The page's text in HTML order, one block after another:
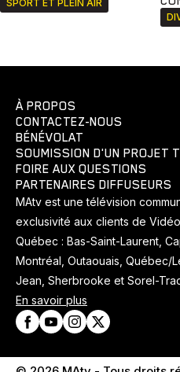
SPORT ET PLEIN AIR
À PROPOS
CONTACTEZ-NOUS
BÉNÉVOLAT
SOUMISSION D'UN PROJET
FOIRE AUX QUESTIONS
PARTENAIRES DIFFUSEURS
MAtv est une télévision
exclusivité aux clients de
Québec : Bas-Saint-Laurent,
Montréal, Outaouais, Québec/
Jean, Sherbrooke et Sorel-
En savoir plus